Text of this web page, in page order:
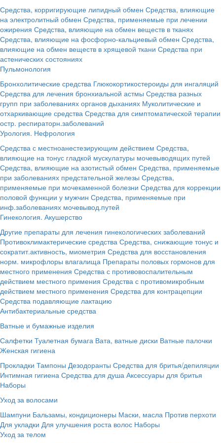
Средства, корригирующие липидный обмен Средства, влияющие
на электролитный обмен Средства, применяемые при лечении
ожирения Средства, влияющие на обмен веществ в тканях
Средства, влияющие на фосфорно-кальциевый обмен Средства,
влияющие на обмен веществ в хрящевой ткани Средства при
астенических состояниях
Пульмонология
Бронхолитические средства Глюкокортикостероиды для ингаляций
Средства для лечения бронхиальной астмы Средства разных
групп при заболеваниях органов дыханиях Муколитические и
отхаркивающие средства Средства для симптоматической терапии
остр. респираторн.заболеваний
Урология. Нефрология
Средства с местноанестезирующим действием Средства,
влияющие на тонус гладкой мускулатуры мочевыводящих путей
Средства, влияющие на азотистый обмен Средства, применяемые
при заболеваниях предстательной железы Средства,
применяемые при мочекаменной болезни Средства для коррекции
половой функции у мужчин Средства, применяемые при
инф.заболеваниях мочевывод.путей
Гинекология. Акушерство
Другие препараты для лечения гинекологических заболеваний
Противоклимактерические средства Средства, снижающие тонус и
сократит.активность, миометрия Средства для восстановления
норм. микрофлоры влагалища Препараты половых гормонов для
местного применения Средства с противовоспалительным
действием местного примения Средства с противомикробным
действием местного применения Средства для контрацепции
Средства подавляющие лактацию
Антибактериальные средства
Ватные и бумажные изделия
Салфетки Туалетная бумага Вата, ватные диски Ватные палочки
Женская гигиена
Прокладки Тампоны Дезодоранты Средства для бритья/депиляции
Интимная гигиена Средства для душа Аксессуары для бритья
Наборы
Уход за волосами
Шампуни Бальзамы, кондиционеры Маски, масла Против перхоти
Для укладки Для улучшения роста волос Наборы
Уход за телом